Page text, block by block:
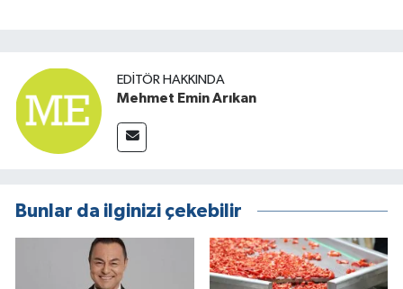
EDITÖR HAKKINDA
Mehmet Emin Arıkan
Bunlar da ilginizi çekebilir